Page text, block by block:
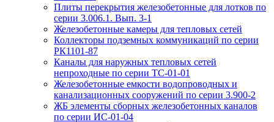
Плиты перекрытия железобетонные для лотков по
серии 3.006.1. Вып. 3-1
Железобетонные камеры для тепловых сетей
Коллекторы подземных коммуникаций по серии
РК1101-87
Каналы для наружных тепловых сетей
непроходные по серии ТС-01-01
Железобетонные емкости водопроводных и
канализационных сооружений по серии 3.900-2
ЖБ элементы сборных железобетонных каналов
по серии ИС-01-04